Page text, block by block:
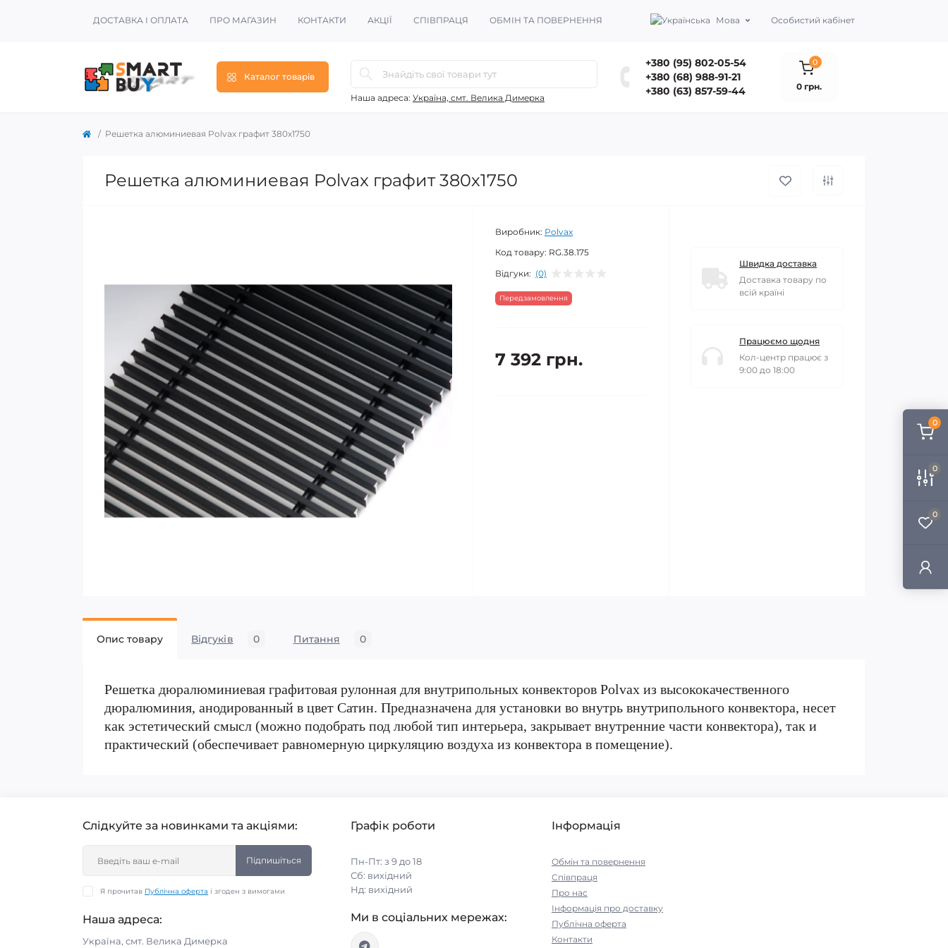
0
0
0
ДОСТАВКА І ОПЛАТА ПРО МАГАЗИН КОНТАКТИ АКЦІЇ СПІВПРАЦЯ ОБМІН ТА ПОВЕРНЕННЯ Мова Особистий кабінет
Каталог товарів
Наша адреса: Україна, смт. Велика Димерка
+380 (95) 802-05-54
+380 (68) 988-91-21
+380 (63) 857-59-44
0
0 грн.
Решетка алюминиевая Polvax графит 380х1750
Решетка алюминиевая Polvax графит 380х1750
Виробник: Polvax
Код товару: RG.38.175
Відгуки: (0)
Передзамовлення
7 392 грн.
Швидка доставка
Доставка товару по
всій країні
Працюємо щодня
Кол-центр працює з
9:00 до 18:00
Опис товару Відгуків 0 Питання 0
Решетка дюралюминиевая графитовая рулонная для внутрипольных конвекторов Polvax из высококачественного
дюралюминия, анодированный в цвет Сатин. Предназначена для установки во внутрь внутрипольного конвектора, несет
как эстетический смысл (можно подобрать под любой тип интерьера, закрывает внутренние части конвектора), так и
практический (обеспечивает равномерную циркуляцию воздуха из конвектора в помещение).
Слідкуйте за новинками та акціями:
Підпишіться
Я прочитав Публічна оферта і згоден з вимогами
Наша адреса:
Україна, смт. Велика Димерка
Графік роботи
Пн-Пт: з 9 до 18
Сб: вихідний
Нд: вихідний
Ми в соціальних мережах:
Інформація
Обмін та повернення
Співпраця
Про нас
Інформація про доставку
Публічна оферта
Контакти